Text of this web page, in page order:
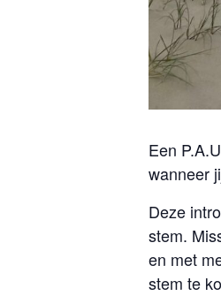
Een
wanneer
Deze
stem.
en met
stem te